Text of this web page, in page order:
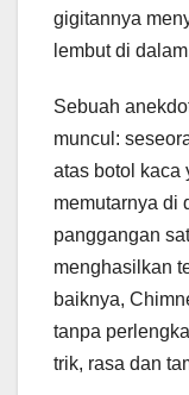
gigitannya
lembut di
Sebuah
muncul:
atas botol kaca
memutarnya di
panggangan
menghasilkan
baiknya,
tanpa
trik, rasa dan